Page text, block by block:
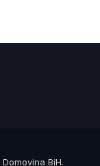
Domovina BiH.